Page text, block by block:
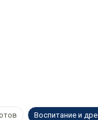
Воспитание и